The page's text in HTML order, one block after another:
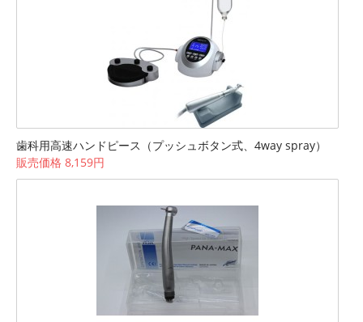
歯科用高速ハンドピース（プッシュボタン式、4way spray）
販売価格 8,159円